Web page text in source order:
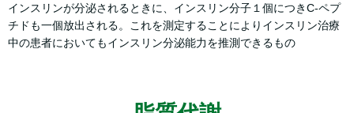
インスリンが分泌されるときに、インスリン分子１個につきC-ペプ
チドも一個放出される。これを測定することによりインスリン治療
中の患者においてもインスリン分泌能力を推測できるもの